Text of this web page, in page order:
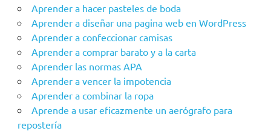
Aprender a hacer pasteles de boda
Aprender a diseñar una pagina web en WordPress
Aprender a confeccionar camisas
Aprender a comprar barato y a la carta
Aprender las normas APA
Aprender a vencer la impotencia
Aprender a combinar la ropa
Aprende a usar eficazmente un aerógrafo para
repostería